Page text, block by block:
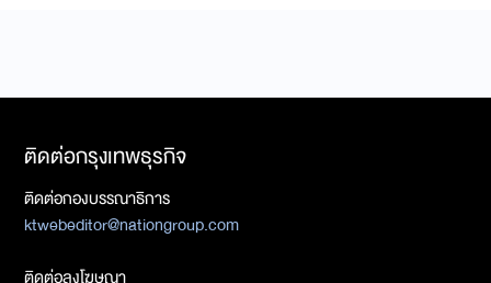
ติดต่อกรุงเทพธุรกิจ
ติดต่อกองบรรณาธิการ
ktwebeditor@nationgroup.com